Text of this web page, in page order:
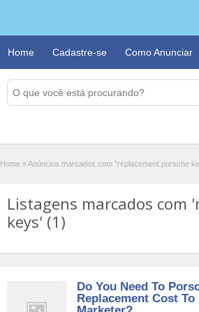
Home Cadastre-se Como Anunciar
Home »Anúncios marcados com "replacement porsche
Listagens marcados com
keys' (1)
Do You Need To
Replacement Cost To